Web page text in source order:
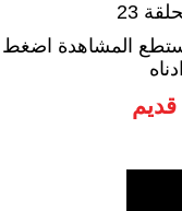
23
المشاهدة اضغط